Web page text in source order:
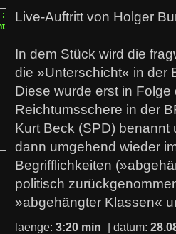
Live-Auftritt von Holger
In dem Stück wird die
die »Unterschicht« in der
Diese wurde erst in
Reichtumsschere in der
Kurt Beck (SPD)
dann umgehend wieder
Begrifflichkeiten
politisch
»abgehängter Klassen«
laenge: 3:20 min | datum: